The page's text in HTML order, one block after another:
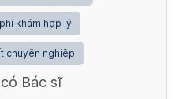
khám hợp lý
chuyên nghiệp
Bác sĩ